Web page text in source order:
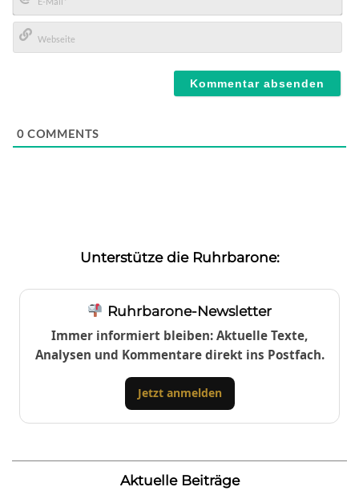
E-
Mail*
0 COMMENTS
Unterstütze die Ruhrbarone:
Ruhrbarone-Newsletter
Immer informiert bleiben: Aktuelle Texte,
Analysen und Kommentare direkt ins Postfach.
Jetzt anmelden
Aktuelle Beiträge